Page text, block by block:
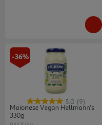
-36%
5.0 (9)
Maionese Vegan Hellmann's
330g